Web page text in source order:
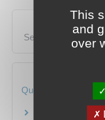
Services en ligne et
Questions ?
Mariage, Pacs
This
and
over